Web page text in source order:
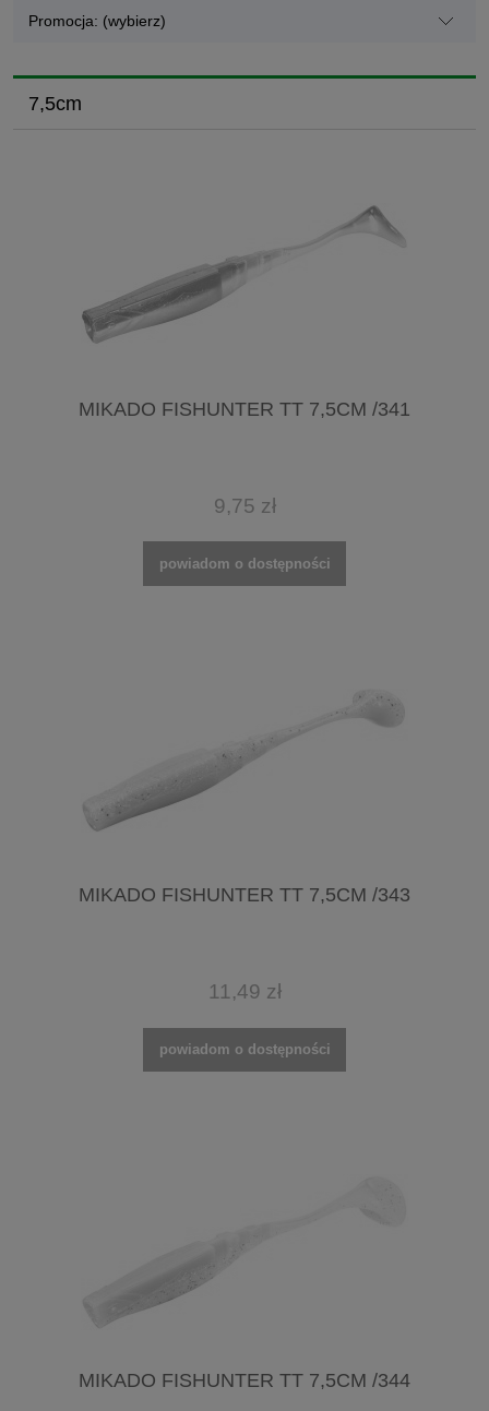
Promocja: (wybierz)
7,5cm
MIKADO FISHUNTER TT 7,5CM /341
9,75 zł
powiadom o dostępności
MIKADO FISHUNTER TT 7,5CM /343
11,49 zł
powiadom o dostępności
MIKADO FISHUNTER TT 7,5CM /344